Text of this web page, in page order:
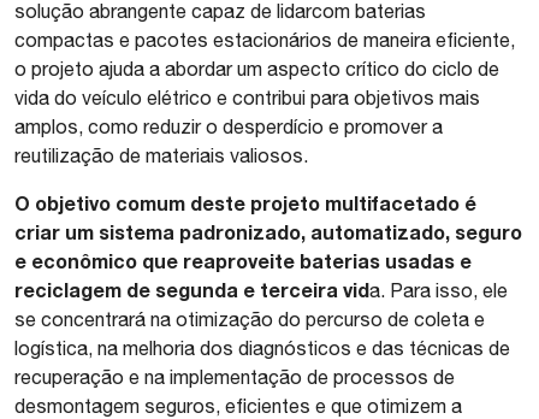
solução abrangente capaz de lidarcom baterias
compactas e pacotes estacionários de maneira eficiente,
o projeto ajuda a abordar um aspecto crítico do ciclo de
vida do veículo elétrico e contribui para objetivos mais
amplos, como reduzir o desperdício e promover a
reutilização de materiais valiosos.
O objetivo comum deste projeto multifacetado é
criar um sistema padronizado, automatizado, seguro
e econômico que reaproveite baterias usadas e
reciclagem de segunda e terceira vida. Para isso, ele
se concentrará na otimização do percurso de coleta e
logística, na melhoria dos diagnósticos e das técnicas de
recuperação e na implementação de processos de
desmontagem seguros, eficientes e que otimizem a